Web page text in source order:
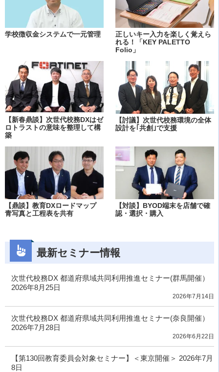
学校徴収金システムで一元管理
正しいキー入力を楽しく覚えら
れる！「KEY PALETTO
Folio」
【新春鼎談】次世代校務DXはゼ
ロトラストの意味を整理して構
築
【討議】次世代校務環境の全体
設計を｢共創｣で支援
【鼎談】教育DXロードマップ
青写真と工程表を共有
【対談】BYOD端末を店舗で確
認・選択・購入
最新セミナー情報
次世代校務DX 都道府県域共同利用推進セミナー(群馬開催）
2026年8月25日
2026年7月14日
次世代校務DX 都道府県域共同利用推進セミナー(奈良開催）
2026年7月28日
2026年6月22日
【第130回教育委員会対象セミナー】＜東京開催＞ 2026年7月
8日